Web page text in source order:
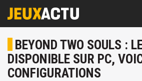
BEYOND TWO SOULS :
DISPONIBLE SUR PC,
CONFIGURATIONS